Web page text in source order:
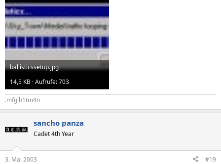
ballisticssetup.jpg
14,5 KB · Aufrufe: 703
.mfg h1tm4n
sancho panza
Cadet 4th Year
3. Mai 2003 #19